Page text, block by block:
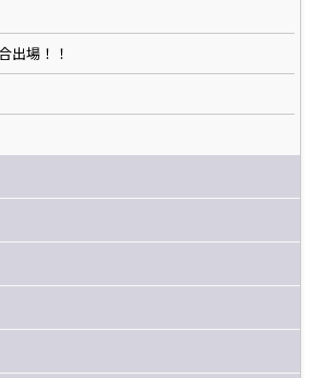
出場！！